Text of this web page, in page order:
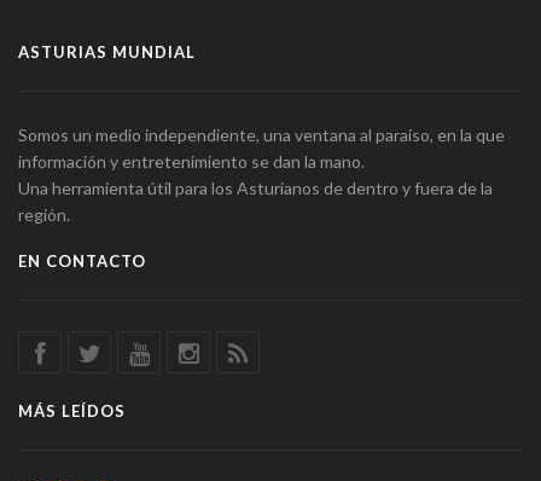
ASTURIAS MUNDIAL
Somos un medio independiente, una ventana al paraíso, en la que
información y entretenimiento se dan la mano.
Una herramienta útil para los Asturianos de dentro y fuera de la
región.
EN CONTACTO
MÁS LEÍDOS